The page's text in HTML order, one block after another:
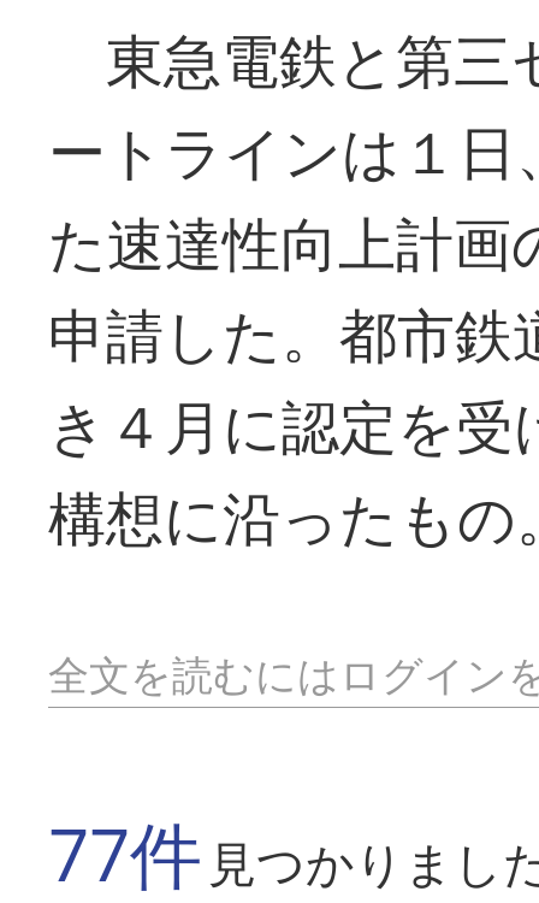
東急電鉄と第三
ートラインは１
た速達性向上計
申請した。都市
き４月に認定を
構想に沿ったもの
全文を読むにはログイン
77件 見つかりまし